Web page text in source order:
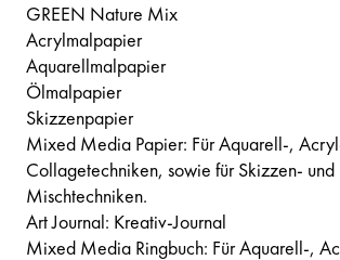
GREEN Nature Mix
Acrylmalpapier
Aquarellmalpapier
Ölmalpapier
Skizzenpapier
Mixed Media Papier: Für Aquarell-,
Collagetechniken, sowie für Skizzen- und
Mischtechniken.
Art Journal: Kreativ-Journal
Mixed Media Ringbuch: Für Aquarell-,